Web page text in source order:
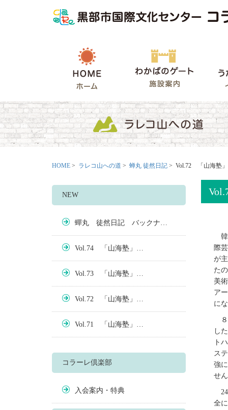
HOME > ラレコ山への道 > 蝉丸 徒然日記 > Vol.72 「山海塾
NEW
蟬丸 徒然日記 バックナ…
Vol.74 「山海塾」…
Vol.73 「山海塾」…
Vol.72 「山海塾」…
Vol.71 「山海塾」…
コラーレ倶楽部
入会案内・特典
際
が
た
美
ア
に
し
ト
ス
強
せ
全